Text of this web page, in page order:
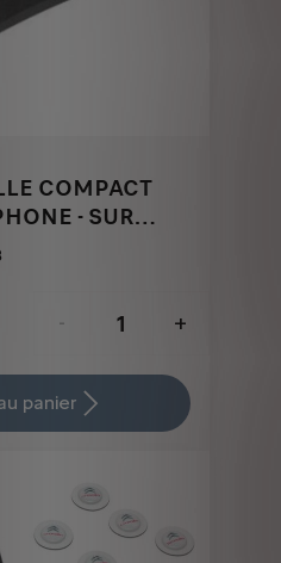
COMPACT
- SUR
-
+
panier